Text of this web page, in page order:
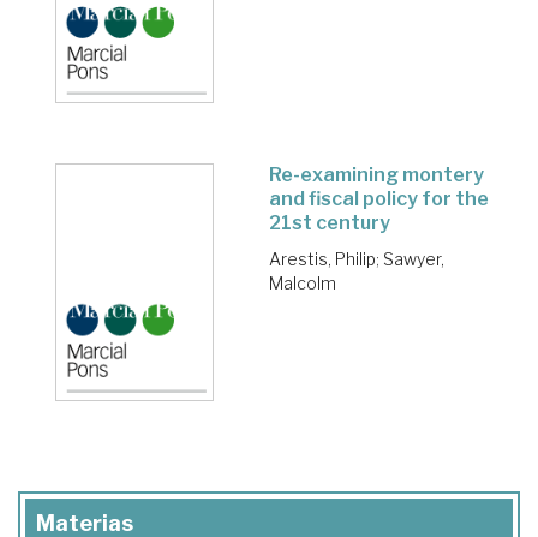
Re-examining montery
and fiscal policy for the
21st century
Arestis, Philip; Sawyer,
Malcolm
Materias